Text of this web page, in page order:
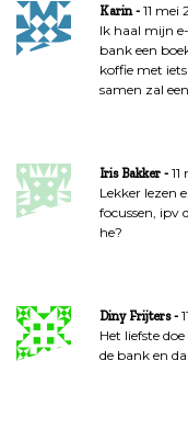
Karin
11 mei
Ik haal mijn
bank een
koffie met
samen zal
Iris Bakker
Lekker lezen
focussen, ipv
he?
Diny Frijters
Het liefste
de bank en